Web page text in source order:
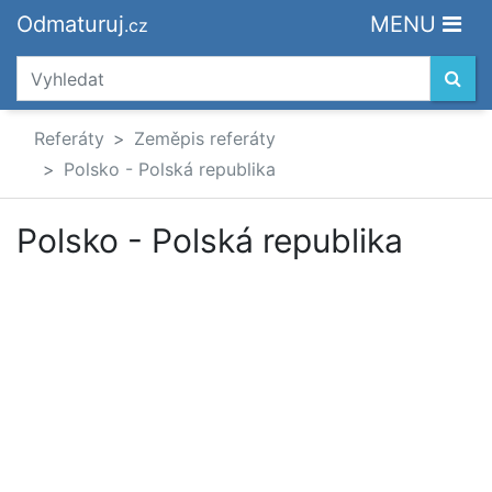
Odmaturuj.cz MENU
Referáty
Zeměpis referáty
Polsko - Polská republika
Polsko - Polská republika